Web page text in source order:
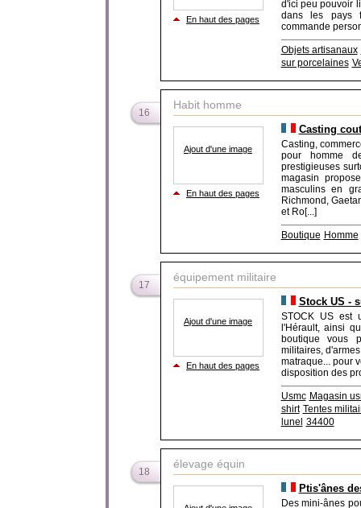
En haut des pages
d'ici peu pouvoir
dans les pays
commande
Objets artisanaux
sur porcelaines
16
Habit homme
Ajout d'une image
En haut des pages
Casting
Casting,
pour homme
prestigieuses
magasin
masculins en
Richmond,
et Ro[...]
Boutique Homme
17
équipement militaire
Ajout d'une image
En haut des pages
Stock US -
STOCK US est
l'Hérault, ainsi
boutique vous
militaires,
matraque... pour
disposition des
Usmc Magasin
shirt Tentes
lunel 34400
18
élevage équin
Ptis'ânes
Des mini-ânes